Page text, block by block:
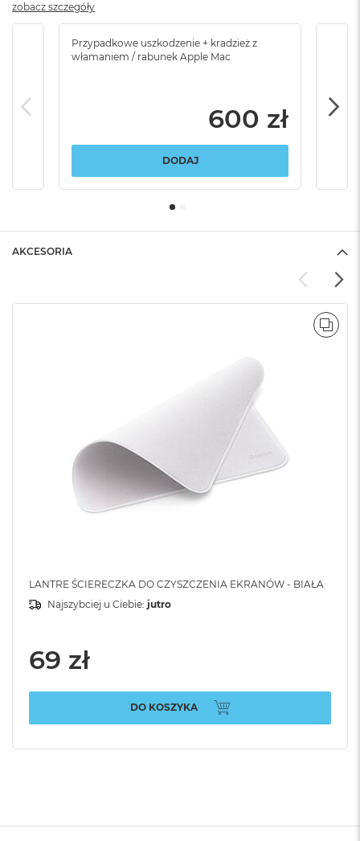
Przypadkowe uszkodzenie + kradzież z
włamaniem / rabunek Apple Mac
600 zł
DODAJ
zobacz szczegóły
AKCESORIA
LANTRE ŚCIERECZKA DO CZYSZCZENIA EKRANÓW - BIAŁA
Najszybciej u Ciebie: jutro
69 zł
DO KOSZYKA